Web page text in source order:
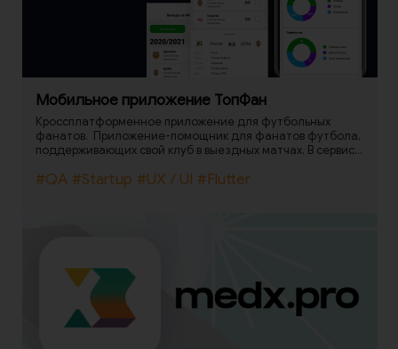
Мобильное приложение ТопФан
Кроссплатформенное приложение для футбольных
фанатов. Приложение-помощник для фанатов футбола,
поддерживающих свой клуб в выездных матчах. В сервисе
статистику по городам, годам, стадионам и даже
#QA #Startup #UX / UI #Flutter